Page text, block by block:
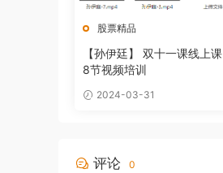
股票精品
【孙伊廷】 双十一课线上课
8节视频培训
2024-03-31
评论 0